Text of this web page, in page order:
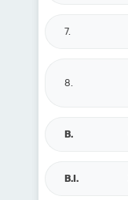
7.
8.
B.
B.I.